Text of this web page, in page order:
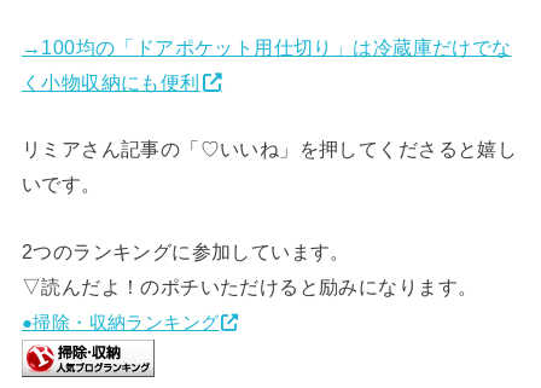
→100均の「ドアポケット用仕切り」は冷蔵庫だけでな
く小物収納にも便利
リミアさん記事の「♡いいね」を押してくださると嬉し
いです。
2つのランキングに参加しています。
▽読んだよ！のポチいただけると励みになります。
●掃除・収納ランキング